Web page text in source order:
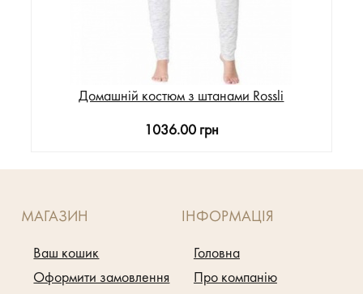
Домашній костюм з штанами Rossli
1036.00 грн
МАГАЗИН
Ваш кошик
Оформити замовлення
ІНФОРМАЦІЯ
Головна
Про компанію